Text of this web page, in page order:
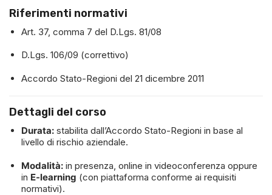
Riferimenti normativi
Art. 37, comma 7 del D.Lgs. 81/08
D.Lgs. 106/09 (correttivo)
Accordo Stato-Regioni del 21 dicembre 2011
Dettagli del corso
Durata:stabilita dall’Accordo Stato-Regioni in base al
livello di rischio aziendale.
Modalità:in presenza, online in videoconferenza oppure
in E-learning (con piattaforma conforme ai requisiti
normativi).